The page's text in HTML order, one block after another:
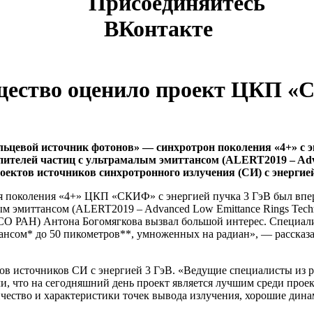
ВКонтакте
оценило проект ЦКП
источник фотонов» — синхротрон поколения «4+»
частиц с ультрамалым эмиттансом (ALERT2019 –
источников синхротронного излучения (СИ) с
поколения «4+» ЦКП «СКИФ» с энергией пучка 3 ГэВ был
эмиттансом (ALERT2019 – Advanced Low Emittance Rings
Антона Богомягкова вызвал большой интерес.
до 50 пикометров**, умноженных на радиан», —
СИ с энергией 3 ГэВ. «Ведущие специалисты из
на сегодняшний день проект является лучшим среди
и характеристики точек вывода излучения, хорошие